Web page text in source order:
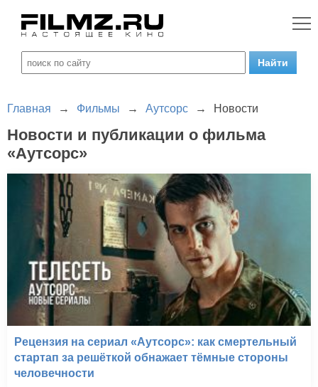
Главная → Фильмы → Аутсорс → Новости
Новости и публикации о фильма
«Аутсорс»
Рецензия на сериал «Аутсорс»: как смертельный
стартап за решёткой обнажает тёмные стороны
человечности